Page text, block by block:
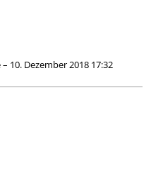
10. Dezember 2018 17:32